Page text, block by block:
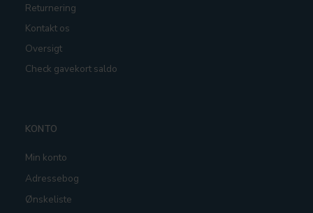
Returnering
Kontakt os
Oversigt
Check gavekort saldo
KONTO
Min konto
Adressebog
Ønskeliste